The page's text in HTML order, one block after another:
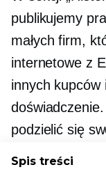
publikujemy
małych firm,
internetowe z
innych kupców
podzielić się
Spis treści